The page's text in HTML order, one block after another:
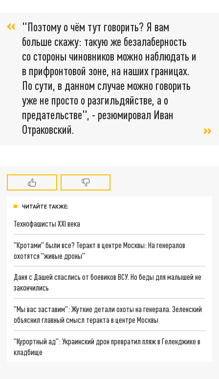
"Поэтому о чём тут говорить? Я вам
больше скажу: такую же безалаберность
со стороны чиновников можно наблюдать и
в прифронтовой зоне, на наших границах.
По сути, в данном случае можно говорить
уже не просто о разгильдяйстве, а о
предательстве", - резюмировал Иван
Отраковский.
ЧИТАЙТЕ ТАКЖЕ:
Технофашисты XXI века
"Кротами" были все? Теракт в центре Москвы: На генералов
охотятся "живые дроны"
Даня с Дашей спаслись от боевиков ВСУ. Но беды для малышей не
закончились
"Мы вас заставим": Жуткие детали охоты на генерала. Зеленский
объяснил главный смысл теракта в центре Москвы
"Курортный ад": Украинский дрон превратил пляж в Геленджике в
кладбище